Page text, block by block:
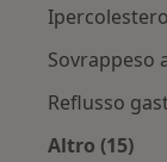
Sovrappeso
Reflusso
Altro (15)